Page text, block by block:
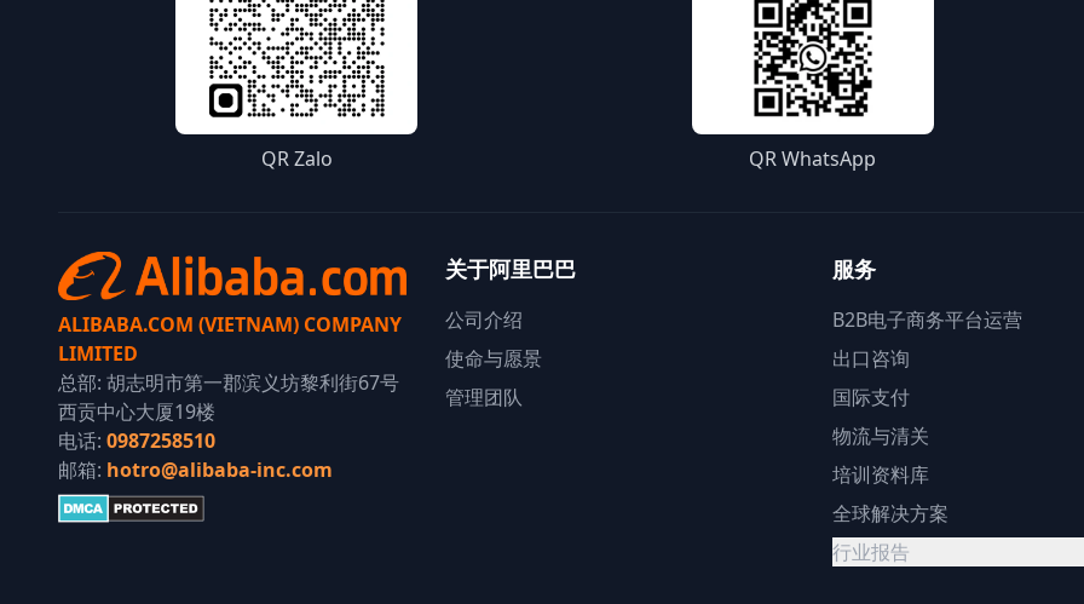
QR Zalo QR WhatsApp
ALIBABA.COM (VIETNAM) COMPANY
LIMITED
总部: 胡志明市第一郡滨义坊黎利街67号
西贡中心大厦19楼
电话: 0987258510
邮箱: hotro@alibaba-inc.com
关于阿里巴巴
公司介绍
使命与愿景
管理团队
服务
B2B电子商务平台运营
出口咨询
国际支付
物流与清关
培训资料库
全球解决方案
行业报告